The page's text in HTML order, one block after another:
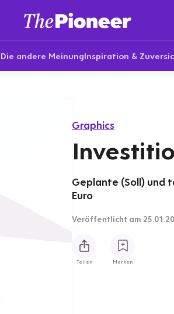
Die andere MeinungInspiration &
Graphics
Geplante (Soll) und
Euro
Veröffentlicht am
Teilen Merken